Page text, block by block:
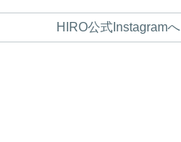
HIRO公式Instagramへ